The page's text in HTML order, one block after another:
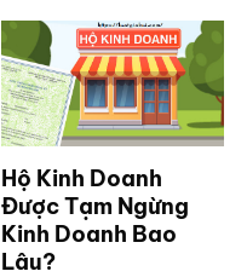
Hộ Kinh Doanh
Được Tạm Ngừng
Kinh Doanh Bao
Lâu?